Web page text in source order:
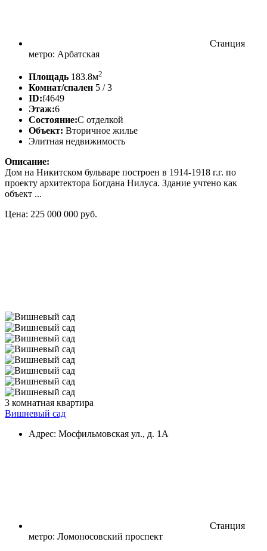
Станция
метро: Арбатская
Площадь 183.8м2
Комнат/спален 5 / 3
ID:f4649
Этаж:6
Состояние:С отделкой
Объект: Вторичное жилье
Элитная недвижимость
Описание:
Дом на Никитском бульваре построен в 1914-1918 г.г. по
проекту архитектора Богдана Нилуса. Здание учтено как
объект ...
Цена: 225 000 000 руб.
3 комнатная квартира
Вишневый сад
Адрес: Мосфильмовская ул., д. 1А
Станция
метро: Ломоносовский проспект